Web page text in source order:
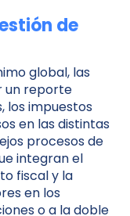
de
global, las
un reporte
los impuestos
en las distintas
procesos de
integran el
fiscal y la
en los
o a la doble